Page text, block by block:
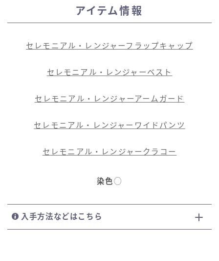
アイテム情報
セレモニアル・レンジャーフラップキャップ
セレモニアル・レンジャーベスト
セレモニアル・レンジャーアームガード
セレモニアル・レンジャーワイドパンツ
セレモニアル・レンジャークラコー
染色◯
入手方法などはこちら